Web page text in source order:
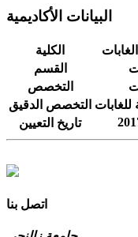
البيانات الأكاديمية
الكلية
القسم
التخصص
التخصص الدقيق للغابات
تاريخ التعيين
اتصل بنا